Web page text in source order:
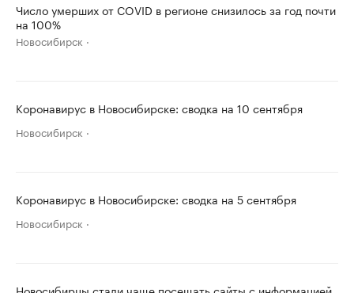
Число умерших от COVID в регионе снизилось за год почти
на 100%
Новосибирск
Коронавирус в Новосибирске: сводка на 10 сентября
Новосибирск
Коронавирус в Новосибирске: сводка на 5 сентября
Новосибирск